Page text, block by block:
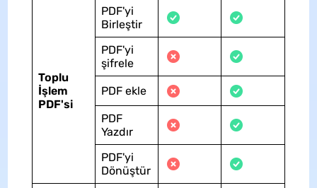
Toplu
İşlem
PDF'si
PDF'yi
Birleştir
PDF'yi
şifrele
PDF ekle
PDF
Yazdır
PDF'yi
Dönüştür